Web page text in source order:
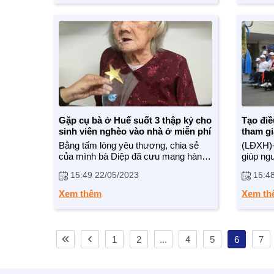
Gặp cụ bà ở Huế suốt 3 thập kỷ cho
sinh viên nghèo vào nhà ở miễn phí
Bằng tấm lòng yêu thương, chia sẻ
của mình bà Diệp đã cưu mang hàng
trên cả nước có hoàn cảnh khó khăn
khi đến Huế học tập.
15:49 22/05/2023
Xem thêm
Tạo
tham
thể
giúp
tật
đẳng
tạo
đồng.
Xem
1 2 ... 4 5 6 7